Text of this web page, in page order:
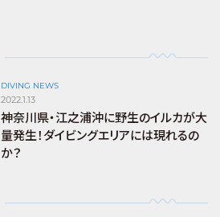
DIVING NEWS
2022.1.13
神奈川県・江之浦沖に野生のイルカが大
量発生！ダイビングエリアには現れるの
か？